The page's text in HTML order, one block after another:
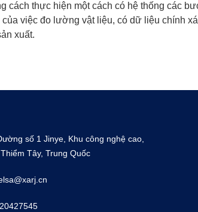
cách thực hiện một cách có hệ thống các
việc đo lường vật liệu, có dữ liệu chính
xuất.
số 1 Jinye, Khu công nghệ cao,
Tây, Trung Quốc